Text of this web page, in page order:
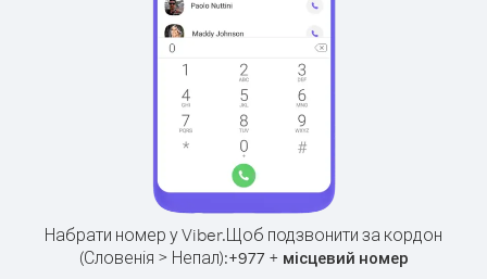
Набрати номер у Viber.Щоб подзвонити за кордон
(Словенія > Непал):+977+ місцевий номер